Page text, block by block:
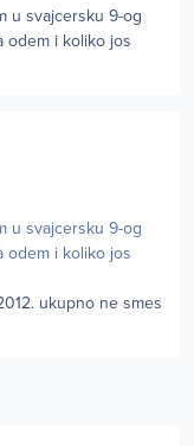
u svajcersku 9-og
odem i koliko jos
u svajcersku 9-og
odem i koliko jos
ukupno ne smes